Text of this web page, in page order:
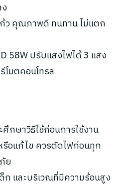
ว คุณภาพดี ทนทาน ไม่แตก
58W ปรับแสงไฟได้ 3 แสง
มตคอนโทรล
ศึกษาวิธีใช้ก่อนการใช้งาน
อแก้ไข ควรตัดไฟก่อนทุก
ย
ก และบริเวณที่มีความร้อนสูง